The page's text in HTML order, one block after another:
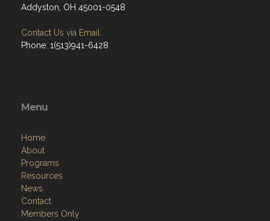
Addyston, OH 45001-0548
Contact Us via Email
Phone: 1(513)941-6428
Menu
Home
About
Programs
Resources
News
Contact
Members Only